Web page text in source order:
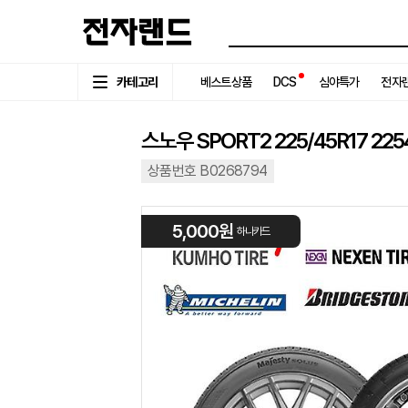
카테고리 베스트상품 DCS 심야특가 전자
스노우 SPORT2 225/45R17
상품번호 B0268794
5,000원 하나카드